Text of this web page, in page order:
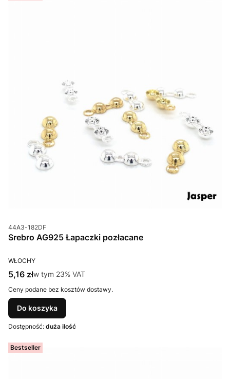
Kod produktu
44A3-182DF
Srebro AG925 Łapaczki pozłacane
PRODUCENT
WŁOCHY
Cena brutto
5,16 złw tym %s VAT
w tym 23% VAT
Ceny podane bez kosztów dostawy.
Do koszyka
Dostępność: duża ilość
Bestseller